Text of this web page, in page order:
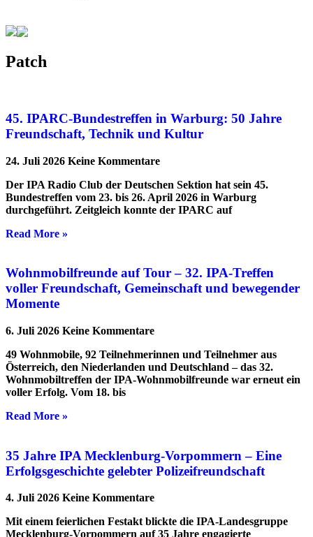
Patch
45. IPARC-Bundestreffen in Warburg: 50 Jahre
Freundschaft, Technik und Kultur
24. Juli 2026 Keine Kommentare
Der IPA Radio Club der Deutschen Sektion hat sein 45.
Bundestreffen vom 23. bis 26. April 2026 in Warburg
durchgeführt. Zeitgleich konnte der IPARC auf
Read More »
Wohnmobilfreunde auf Tour – 32. IPA-Treffen
voller Freundschaft, Gemeinschaft und bewegender
Momente
6. Juli 2026 Keine Kommentare
49 Wohnmobile, 92 Teilnehmerinnen und Teilnehmer aus
Österreich, den Niederlanden und Deutschland – das 32.
Wohnmobiltreffen der IPA-Wohnmobilfreunde war erneut ein
voller Erfolg. Vom 18. bis
Read More »
35 Jahre IPA Mecklenburg-Vorpommern – Eine
Erfolgsgeschichte gelebter Polizeifreundschaft
4. Juli 2026 Keine Kommentare
Mit einem feierlichen Festakt blickte die IPA-Landesgruppe
Mecklenburg-Vorpommern auf 35 Jahre engagierte